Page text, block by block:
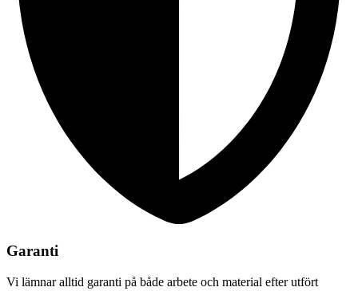
Garanti
Vi lämnar alltid garanti på både arbete och material efter utfört